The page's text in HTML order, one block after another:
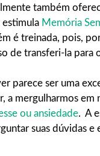
também
Memória
é treinada, pois,
de transferi-la para
parece ser uma
a mergulharmos
ou ansiedade. A
suas dúvidas e